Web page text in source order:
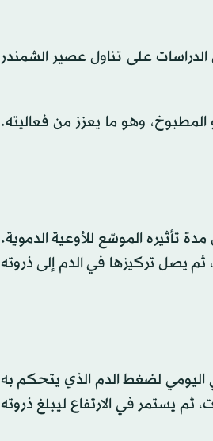
على تناول عصير الشمندر
وهو ما يعزز من فعاليته.
الموسّع للأوعية الدموية.
ثم يصل تركيزها في الدم إلى ذروته
اليومي لضغط الدم الذي يتحكم به
ثم يستمر في الارتفاع ليبلغ ذروته